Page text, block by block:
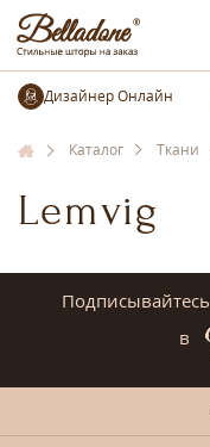
Каталог Ткани
Lemvig
в